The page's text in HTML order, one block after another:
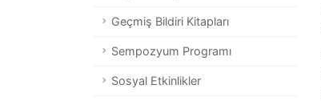
Geçmiş Bildiri Kitapları
Sempozyum Programı
Sosyal Etkinlikler